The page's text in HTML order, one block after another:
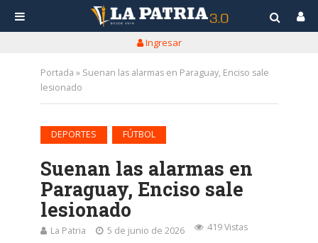
Ingresar
Portada » Suenan las alarmas en Paraguay, Enciso sale
lesionado
DEPORTES FÚTBOL
Suenan las alarmas en
Paraguay, Enciso sale
lesionado
La Patria 5 de junio de 2026 419 Vistas